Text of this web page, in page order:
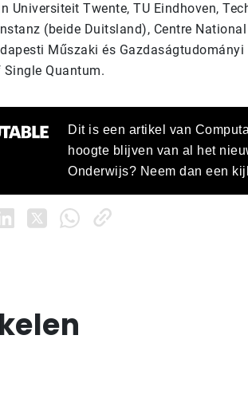
Universiteit Twente, TU Eindhoven,
(beide Duitsland), Centre
Műszaki és
Quantum.
Dit is een artikel van
hoogte blijven van al het
Onderwijs? Neem dan een